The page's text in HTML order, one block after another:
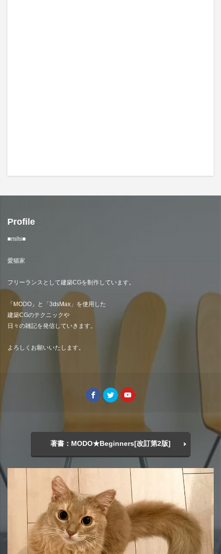
Profile
■mihi■
愛猫家
フリーランスとして建築CGを制作しています。
「MODO」と「3dsMax」を使用した
建築CGのテクニックや
日々の雑記を発信していきます。
よろしくお願いいたします。
著書：MODO★Beginners[改訂第2版]